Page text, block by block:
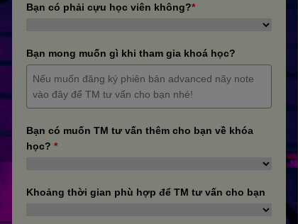
Bạn có phải cựu học viên không?*
Bạn mong muốn gì khi tham gia khoá học?
Bạn có muốn TM tư vấn thêm cho bạn về khóa
học? *
Khoảng thời gian phù hợp để TM tư vấn cho bạn